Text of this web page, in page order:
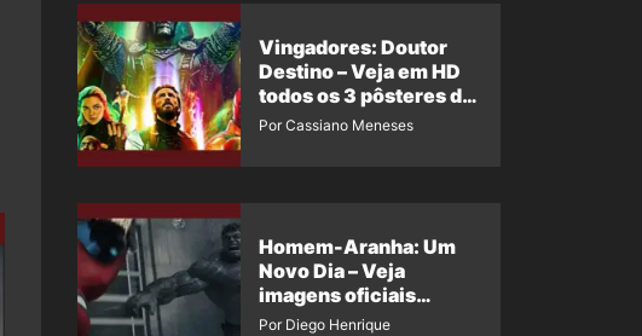
Vingadores: Doutor
Destino – Veja em HD
todos os 3 pôsteres de
‘Doomsday’ + 1 imagem
Por Cassiano Meneses
Homem-Aranha: Um
Novo Dia – Veja
imagens oficiais
descartadas do Hulk
Por Diego Henrique